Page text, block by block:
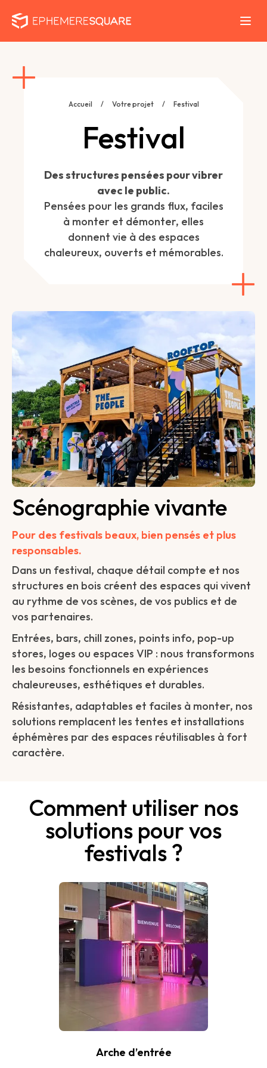
Accueil / Votre projet / Festival
Festival
Des structures pensées pour vibrer
avec le public.
Pensées pour les grands flux, faciles
à monter et démonter, elles
donnent vie à des espaces
chaleureux, ouverts et mémorables.
Scénographie vivante
Pour des festivals beaux, bien pensés et plus
responsables.
Dans un festival, chaque détail compte et nos
structures en bois créent des espaces qui vivent
au rythme de vos scènes, de vos publics et de
vos partenaires.
Entrées, bars, chill zones, points info, pop-up
stores, loges ou espaces VIP : nous transformons
les besoins fonctionnels en expériences
chaleureuses, esthétiques et durables.
Résistantes, adaptables et faciles à monter, nos
solutions remplacent les tentes et installations
éphémères par des espaces réutilisables à fort
caractère.
Comment utiliser nos
solutions pour vos
festivals ?
Arche d’entrée